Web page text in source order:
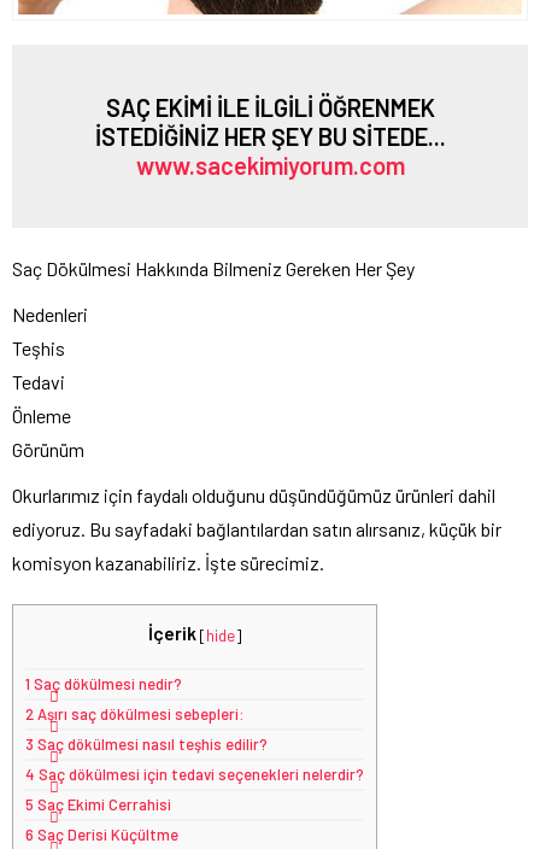
SAÇ EKİMİ İLE İLGİLİ ÖĞRENMEK
İSTEDİĞİNİZ HER ŞEY BU SİTEDE...
www.sacekimiyorum.com
Saç Dökülmesi Hakkında Bilmeniz Gereken Her Şey
Nedenleri
Teşhis
Tedavi
Önleme
Görünüm
Okurlarımız için faydalı olduğunu düşündüğümüz ürünleri dahil
ediyoruz. Bu sayfadaki bağlantılardan satın alırsanız, küçük bir
komisyon kazanabiliriz. İşte sürecimiz.
İçerik[hide]
1 Saç dökülmesi nedir?
2Aşırı saç dökülmesi sebepleri:
3 Saç dökülmesi nasıl teşhis edilir?
4 Saç dökülmesi için tedavi seçenekleri nelerdir?
5 Saç Ekimi Cerrahisi
6 Saç Derisi Küçültme